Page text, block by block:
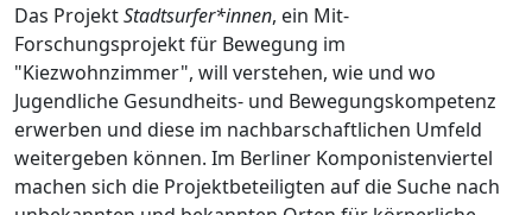
Das ProjektStadtsurfer*innen, ein Mit-
Forschungsprojekt für Bewegung im
"Kiezwohnzimmer", will verstehen, wie und wo
Jugendliche Gesundheits- und Bewegungskompetenz
erwerben und diese im nachbarschaftlichen Umfeld
weitergeben können. Im Berliner Komponistenviertel
machen sich die Projektbeteiligten auf die Suche nach